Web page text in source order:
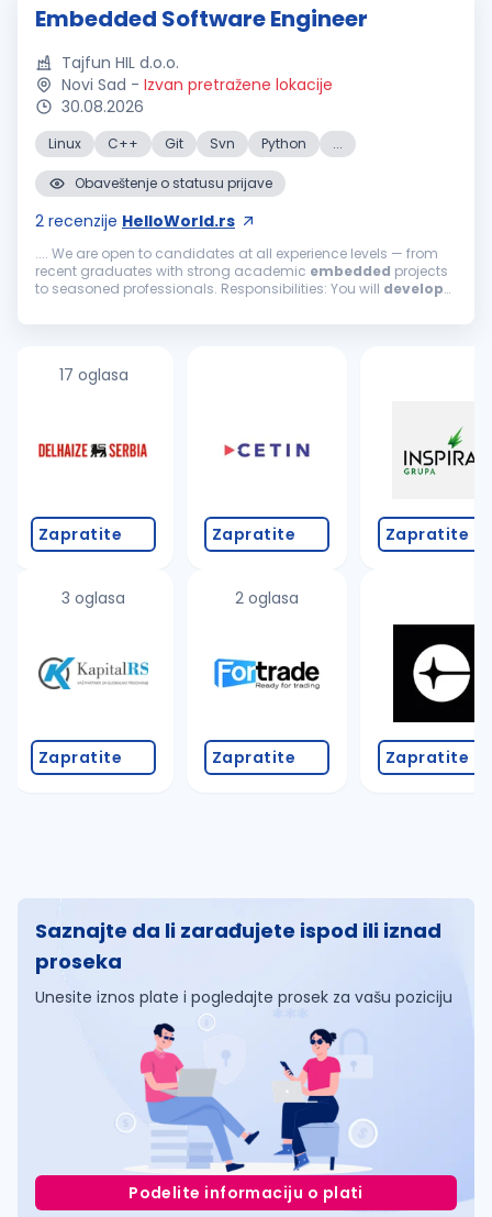
Embedded Software Engineer
Tajfun HIL d.o.o.
Novi Sad - Izvan pretražene lokacije
30.08.2026
Linux C++ Git Svn Python ...
Obaveštenje o statusu prijave
2 recenzije HelloWorld.rs
.... We are open to candidates at all experience levels — from
recent graduates with strong academic embedded projects
to seasoned professionals. Responsibilities: You will develop
embedded
17 oglasa
Zapratite
3 oglasa
Zapratite
Zapratite
2 oglasa
Zapratite
Zapratite
Zapratite
Saznajte da li zarađujete ispod ili iznad
proseka
Unesite iznos plate i pogledajte prosek za vašu poziciju
Podelite informaciju o plati